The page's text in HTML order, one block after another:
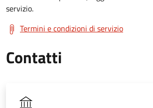
servizio.
Termini e condizioni di servizio
Contatti